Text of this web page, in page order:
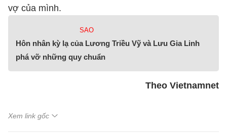
vợ của mình.
SAO
Hôn nhân kỳ lạ của Lương Triều Vỹ và Lưu Gia Linh
phá vỡ những quy chuẩn
Theo Vietnamnet
Xem link gốc